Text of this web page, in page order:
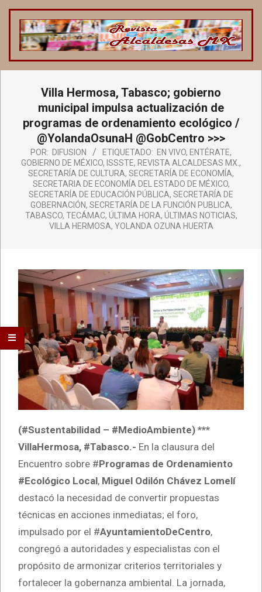
Saltar
contenido
REVISTA
ALCALDESAS
MX
navegación
principal
Villa Hermosa, Tabasco; gobierno
municipal impulsa actualización de
programas de ordenamiento ecológico /
@YolandaOsunaH @GobCentro >>>
POR: DIFUSION ETIQUETADO: EN VIVO, ENTÉRATE,
GOBIERNO DE MÉXICO, ISSSTE, REVISTA ALCALDESAS MX.,
SECRETARÍA DE CULTURA, SECRETARÍA DE ECONOMÍA,
SECRETARIA DE ECONOMÍA DEL ESTADO DE MÉXICO,
SECRETARÍA DE EDUCACIÓN PÚBLICA, SECRETARÍA DE
GOBERNACIÓN, SECRETARÍA DE LA FUNCIÓN PUBLICA,
TABASCO, TECÁMAC, ÚLTIMA HORA, ÚLTIMAS NOTICIAS,
VILLA HERMOSA, YOLANDA OZUNA HUERTA
(#Sustentabilidad – #MedioAmbiente) ***
VillaHermosa, #Tabasco.- En la clausura del
Encuentro sobre #Programas de Ordenamiento
#Ecológico Local, Miguel Odilón Chávez Lomelí
destacó la necesidad de convertir propuestas
técnicas en acciones inmediatas; el foro,
impulsado por el #AyuntamientoDeCentro,
congregó a autoridades y especialistas con el
propósito de armonizar criterios territoriales y
fortalecer la gobernanza ambiental. La jornada,